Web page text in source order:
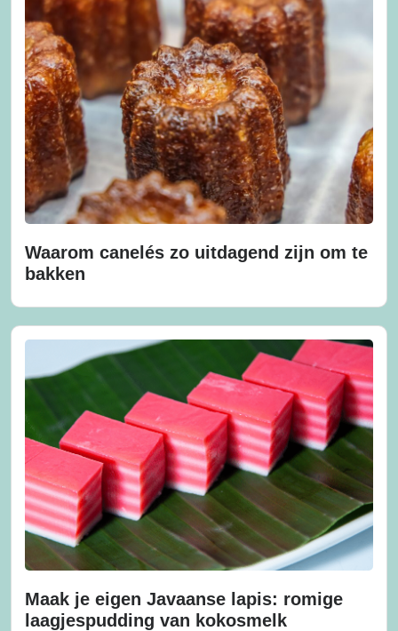
Waarom canelés zo uitdagend zijn om te
bakken
Maak je eigen Javaanse lapis: romige
laagjespudding van kokosmelk